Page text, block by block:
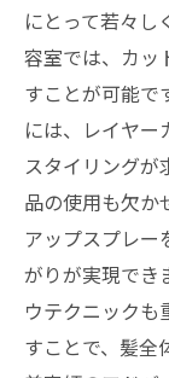
にとって若々し
容室では、カッ
すことが可能で
には、レイヤー
スタイリングが
品の使用も欠か
アップスプレー
がりが実現でき
ウテクニックも
すことで、髪全